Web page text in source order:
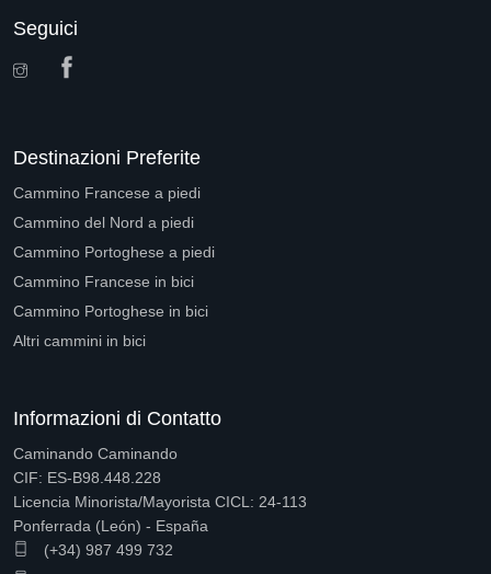
Seguici
Destinazioni Preferite
Cammino Francese a piedi
Cammino del Nord a piedi
Cammino Portoghese a piedi
Cammino Francese in bici
Cammino Portoghese in bici
Altri cammini in bici
Informazioni di Contatto
Caminando Caminando
CIF: ES-B98.448.228
Licencia Minorista/Mayorista CICL: 24-113
Ponferrada (León) - España
(+34) 987 499 732